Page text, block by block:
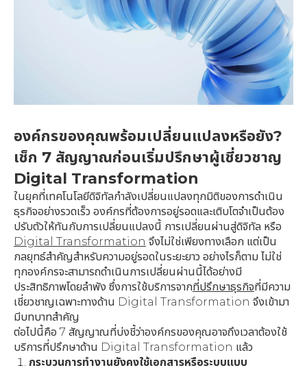
องค์กรของคุณพร้อมเปลี่ยนแปลงหรือยัง?
เช็ก 7 สัญญาณก่อนเริ่มปรึกษาผู้เชี่ยวชาญ
Digital Transformation
ในยุคที่เทคโนโลยีดิจิทัลกำลังเปลี่ยนแปลงทุกมิติของการดำเนิน
ธุรกิจอย่างรวดเร็ว องค์กรที่ต้องการอยู่รอดและเติบโตจำเป็นต้อง
ปรับตัวให้ทันกับการเปลี่ยนแปลงนี้ การเปลี่ยนผ่านสู่ดิจิทัล หรือ
Digital Transformation จึงไม่ใช่เพียงทางเลือก แต่เป็น
กลยุทธ์สำคัญสำหรับความอยู่รอดในระยะยาว อย่างไรก็ตาม ไม่ใช่
ทุกองค์กรจะสามารถดำเนินการเปลี่ยนผ่านนี้ได้อย่างมี
ประสิทธิภาพโดยลำพัง ซึ่งการใช้บริการจากที่ปรึกษาธุรกิจที่มีความ
เชี่ยวชาญเฉพาะทางด้าน Digital Transformation จึงเข้ามา
มีบทบาทสำคัญ
ต่อไปนี้คือ 7 สัญญาณที่บ่งชี้ว่าองค์กรของคุณอาจถึงเวลาต้องใช้
บริการที่ปรึกษาด้าน Digital Transformation แล้ว
กระบวนการทำงานยังคงใช้เอกสารหรือระบบแบบ